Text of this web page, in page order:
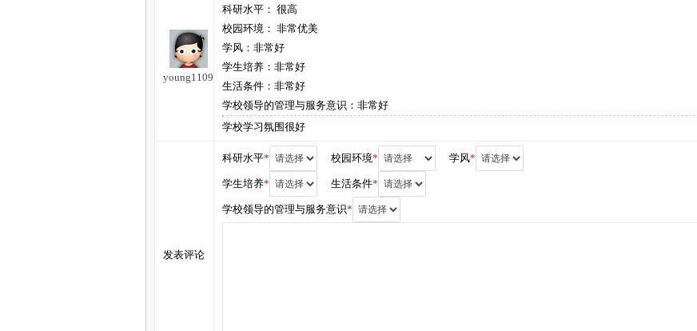
young1109
科研水平： 很高
校园环境： 非常优美
学风：非常好
学生培养：非常好
生活条件：非常好
学校领导的管理与服务意识：非常好
学校学习氛围很好
发表评论
科研水平* 校园环境* 学风*
学生培养* 生活条件*
学校领导的管理与服务意识*